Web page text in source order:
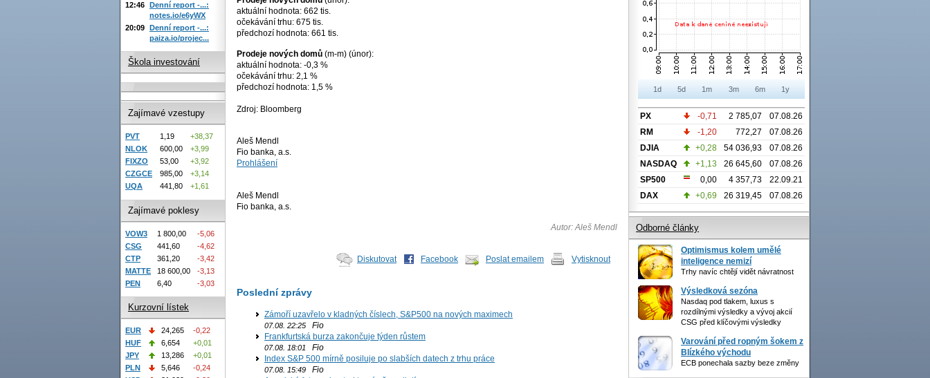
aktuální hodnota: 662 tis.
očekávání trhu: 675 tis.
předchozí hodnota: 661 tis.
Prodeje nových domů (m-m) (únor):
aktuální hodnota: -0,3 %
očekávání trhu: 2,1 %
předchozí hodnota: 1,5 %
Zdroj: Bloomberg
Aleš Mendl
Fio banka, a.s.
Prohlášení
Aleš Mendl
Fio banka, a.s.
Autor: Aleš Mendl
Diskutovat Facebook Poslat emailem Vytisknout
Poslední zprávy
Zámoří uzavřelo v kladných číslech, S&P500 na nových maximech
07.08. 22:25 Fio
Frankfurtská burza zakončuje týden růstem
07.08. 18:01
Fio
Index S&P 500 mírně posiluje po slabších datech z trhu práce
07.08. 15:49 Fio
12:46 Denní report -...:
notes.io/e6yWX
20:09 Denní report -...:
paiza.io/projec...
Škola investování
Zajímavé vzestupy
PVT 1,19
+38,37
NLOK
600,00
+3,99
FIXZO
53,00
+3,92
CZGCE
985,00
+3,14
UQA
441,80 +1,61
Zajímavé poklesy
VOW3 1 800,00
-5,06
CSG
441,60
-4,62
CTP
361,20
-3,42
MATTE
18 600,00
-3,13
PEN
6,40 -3,03
Kurzovní lístek
EUR 24,265
-0,22
HUF
6,654
+0,01
JPY
13,286
+0,01
PLN
5,646
-0,24
1d 5d 1m 3m 6m 1y
PX -0,71 2 785,07
07.08.26
RM
-1,20 772,27
07.08.26
DJIA
+0,28 54 036,93
07.08.26
NASDAQ
+1,13 26 645,60
07.08.26
SP500
0,00 4 357,73
22.09.21
DAX
+0,69 26 319,45 07.08.26
Odborné články
Optimismus kolem umělé
inteligence nemizí
Trhy navíc chtějí vidět návratnost
Výsledková sezóna
Nasdaq pod tlakem, luxus s
rozdílnými výsledky a vývoj akcií
CSG před klíčovými výsledky
Varování před ropným šokem z
Blízkého východu
ECB ponechala sazby beze změny